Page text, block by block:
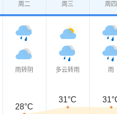
周二 周三 周四
雨转阴 多云转雨 雨
28°C
31°C